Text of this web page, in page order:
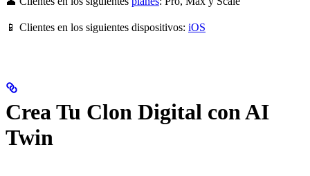
📱 Clientes en los siguientes dispositivos: iOS
Crea Tu Clon Digital con AI
Twin